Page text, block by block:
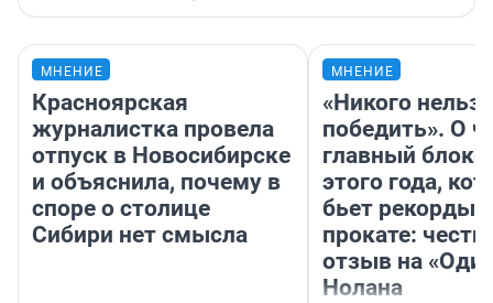
МНЕНИЕ
Красноярская
журналистка провела
отпуск в Новосибирске
и объяснила, почему в
споре о столице
Сибири нет смысла
МНЕНИЕ
«Никого нельзя
победить». О
главный
этого года,
бьет рекорды в
прокате:
отзыв на
Нолана